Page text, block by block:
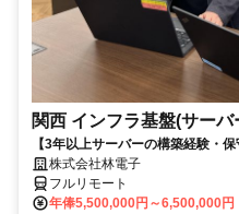
関西 インフラ基盤(サー
【3年以上サーバーの構築経験・
株式会社林電子
フルリモート
年俸5,500,000円～6,500,000円